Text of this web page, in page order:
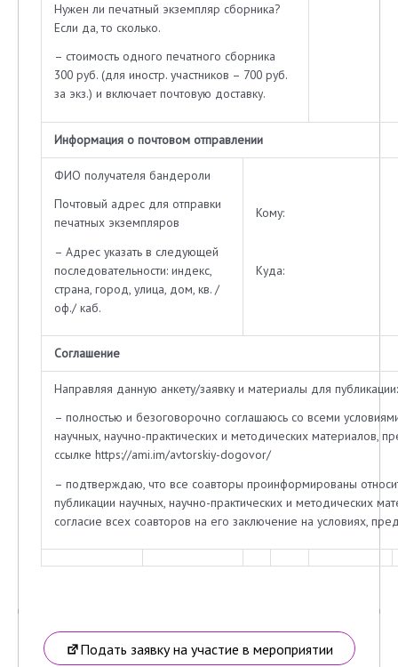
Нужен ли печатный экземпляр сборника?
Если да, то сколько.
– стоимость одного печатного сборника
300 руб. (для иностр. участников – 700 руб.
за экз.) и включает почтовую доставку.
Информация о почтовом отправлении
ФИО получателя бандероли
Почтовый адрес для отправки
печатных экземпляров
– Адрес указать в следующей
последовательности: индекс,
страна, город, улица, дом, кв. /
оф./ каб.
Кому:
Куда:
Соглашение
Направляя данную анкету/заявку и материалы для публикации:
– полностью и безоговорочно соглашаюсь со всеми
научных, научно-практических и методических материалов,
ссылке https://ami.im/avtorskiy-dogovor/
– подтверждаю, что все соавторы проинформированы
публикации научных, научно-практических и методических
согласие всех соавторов на его заключение на условиях,
Подать заявку на участие в мероприятии